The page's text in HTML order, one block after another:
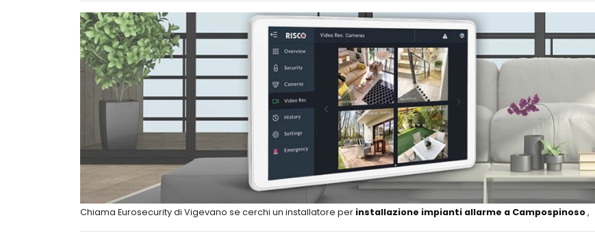
Chiama Eurosecurity di Vigevano se cerchi un installatore per installazione impianti allarme a Campospinoso,